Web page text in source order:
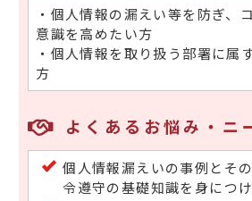
・個人情報の漏えい等を防ぎ、
意識を高めたい方
・個人情報を取り扱う部署に属
方
よくあるお悩み・ニ
個人情報漏えいの事例とそ
令遵守の基礎知識を身につ